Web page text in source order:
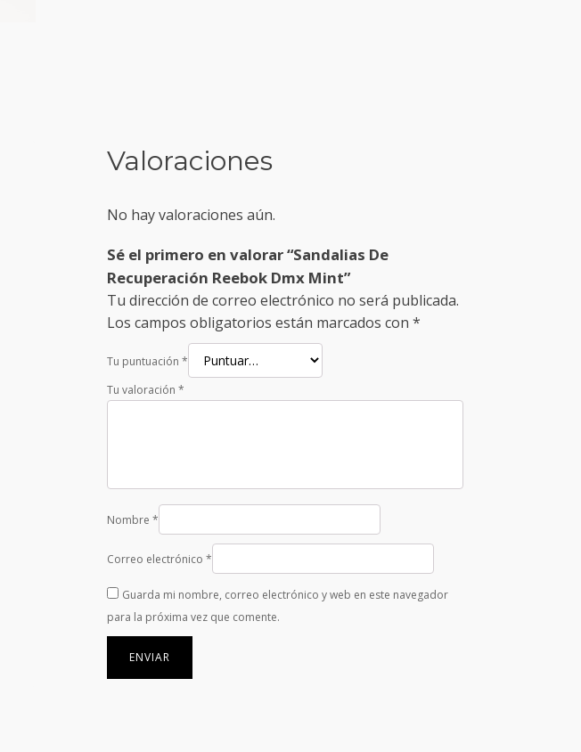
Valoraciones
No hay valoraciones aún.
Sé el primero en valorar “Sandalias De
Recuperación Reebok Dmx Mint”
Tu dirección de correo electrónico no será publicada.
Los campos obligatorios están marcados con *
Tu puntuación *
Tu valoración *
Nombre *
Correo electrónico *
Guarda mi nombre, correo electrónico y web en este navegador
para la próxima vez que comente.